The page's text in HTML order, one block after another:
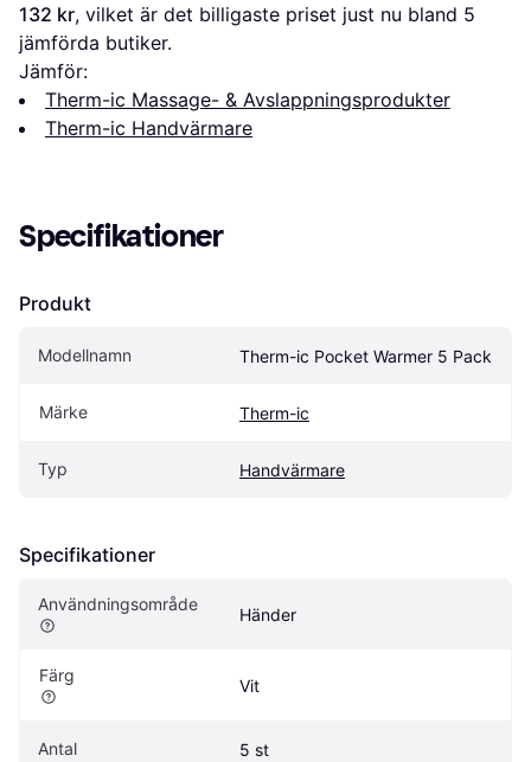
132 kr, vilket är det billigaste priset just nu bland 5
jämförda butiker.
Jämför:
Therm-ic Massage- & Avslappningsprodukter
Therm-ic Handvärmare
Specifikationer
Produkt
Modellnamn Therm-ic Pocket Warmer 5 Pack
Märke Therm-ic
Typ Handvärmare
Specifikationer
Användningsområde
Händer
Färg
Vit
Antal 5 st